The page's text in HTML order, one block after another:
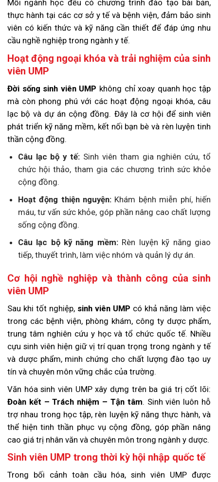
Mỗi ngành học đều có chương trình đào tạo bài bản,
thực hành tại các cơ sở y tế và bệnh viện, đảm bảo sinh
viên có kiến thức và kỹ năng cần thiết để đáp ứng nhu
cầu nghề nghiệp trong ngành y tế.
Hoạt động ngoại khóa và trải nghiệm của sinh
viên UMP
Đời sống sinh viên UMP không chỉ xoay quanh học tập
mà còn phong phú với các hoạt động ngoại khóa, câu
lạc bộ và dự án cộng đồng. Đây là cơ hội để sinh viên
phát triển kỹ năng mềm, kết nối bạn bè và rèn luyện tinh
thần cộng đồng.
Câu lạc bộ y tế: Sinh viên tham gia nghiên cứu, tổ
chức hội thảo, tham gia các chương trình sức khỏe
cộng đồng.
Hoạt động thiện nguyện: Khám bệnh miễn phí, hiến
máu, tư vấn sức khỏe, góp phần nâng cao chất lượng
sống cộng đồng.
Câu lạc bộ kỹ năng mềm:Rèn luyện kỹ năng giao
tiếp, thuyết trình, làm việc nhóm và quản lý dự án.
Cơ hội nghề nghiệp và thành công của sinh
viên UMP
Sau khi tốt nghiệp, sinh viên UMP có khả năng làm việc
trong các bệnh viện, phòng khám, công ty dược phẩm,
trung tâm nghiên cứu y học và tổ chức quốc tế. Nhiều
cựu sinh viên hiện giữ vị trí quan trọng trong ngành y tế
và dược phẩm, minh chứng cho chất lượng đào tạo uy
tín và chuyên môn vững chắc của trường.
Văn hóa sinh viên UMP xây dựng trên ba giá trị cốt lõi:
Đoàn kết – Trách nhiệm – Tận tâm. Sinh viên luôn hỗ
trợ nhau trong học tập, rèn luyện kỹ năng thực hành, và
thể hiện tinh thần phục vụ cộng đồng, góp phần nâng
cao giá trị nhân văn và chuyên môn trong ngành y dược.
Sinh viên UMP trong thời kỳ hội nhập quốc tế
Trong bối cảnh toàn cầu hóa, sinh viên UMP được